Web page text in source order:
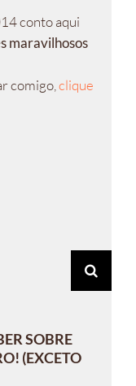
conto aqui
maravilhosos
comigo, clique
SOBRE
(EXCETO